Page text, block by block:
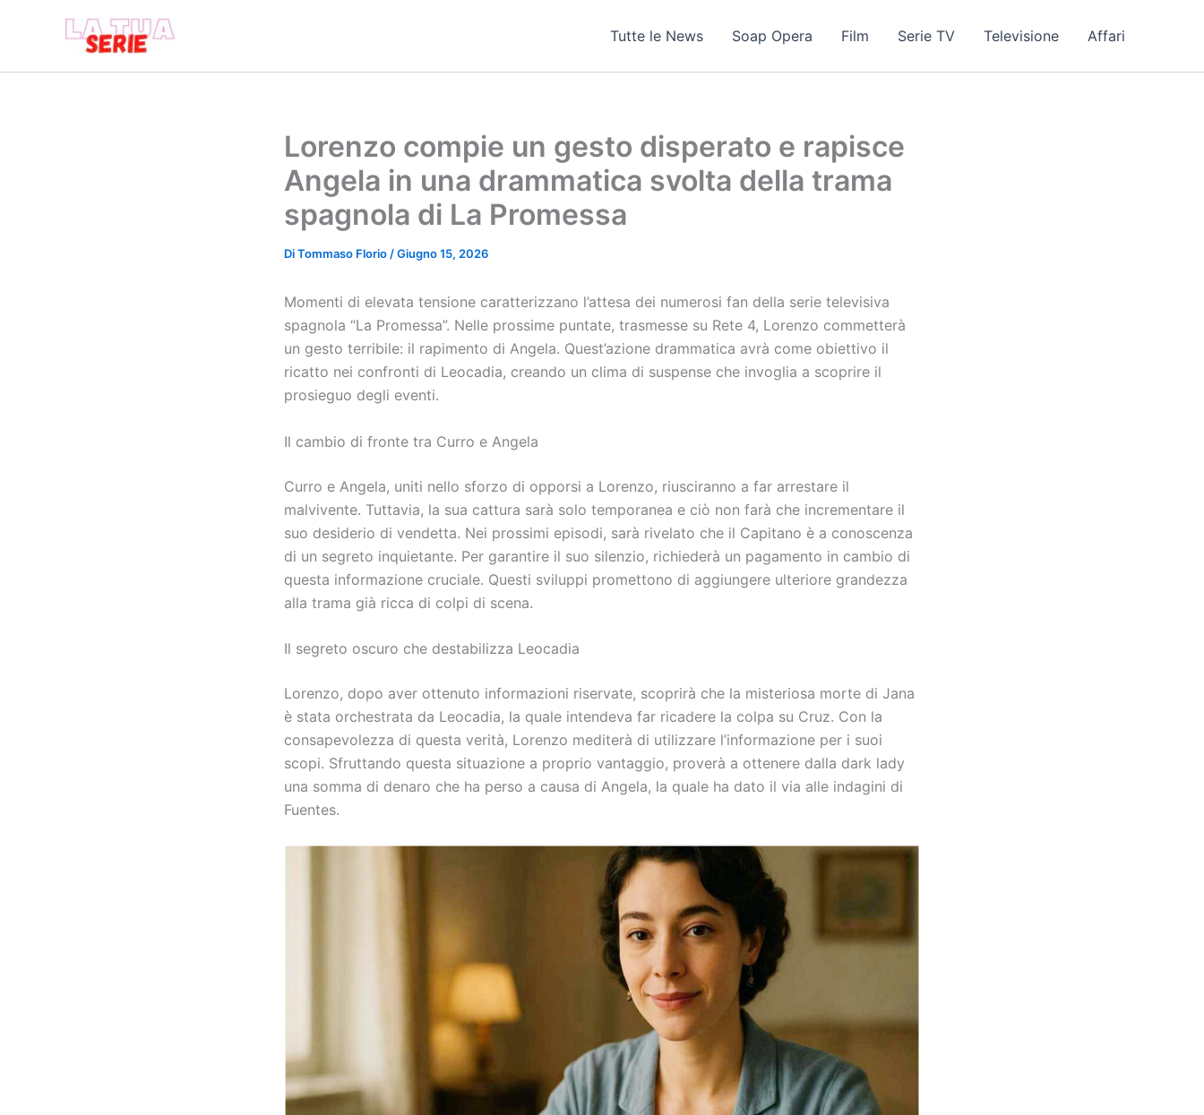
Tutte le News Soap Opera Film Serie TV Televisione Affari
Lorenzo compie un gesto disperato e rapisce
Angela in una drammatica svolta della trama
spagnola di La Promessa
DiTommaso Florio /Giugno 15, 2026
Momenti di elevata tensione caratterizzano l’attesa dei numerosi fan della serie televisiva
spagnola “La Promessa”. Nelle prossime puntate, trasmesse su Rete 4, Lorenzo commetterà
un gesto terribile: il rapimento di Angela. Quest’azione drammatica avrà come obiettivo il
ricatto nei confronti di Leocadia, creando un clima di suspense che invoglia a scoprire il
prosieguo degli eventi.
Il cambio di fronte tra Curro e Angela
Curro e Angela, uniti nello sforzo di opporsi a Lorenzo, riusciranno a far arrestare il
malvivente. Tuttavia, la sua cattura sarà solo temporanea e ciò non farà che incrementare il
suo desiderio di vendetta. Nei prossimi episodi, sarà rivelato che il Capitano è a conoscenza
di un segreto inquietante. Per garantire il suo silenzio, richiederà un pagamento in cambio di
questa informazione cruciale. Questi sviluppi promettono di aggiungere ulteriore grandezza
alla trama già ricca di colpi di scena.
Il segreto oscuro che destabilizza Leocadia
Lorenzo, dopo aver ottenuto informazioni riservate, scoprirà che la misteriosa morte di Jana
è stata orchestrata da Leocadia, la quale intendeva far ricadere la colpa su Cruz. Con la
consapevolezza di questa verità, Lorenzo mediterà di utilizzare l’informazione per i suoi
scopi. Sfruttando questa situazione a proprio vantaggio, proverà a ottenere dalla dark lady
una somma di denaro che ha perso a causa di Angela, la quale ha dato il via alle indagini di
Fuentes.